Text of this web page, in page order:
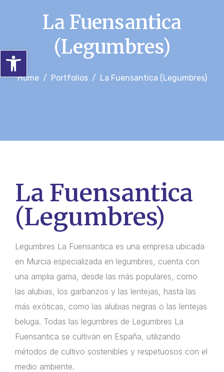
Abrir barra de herramientas
La Fuensantica
(Legumbres)
Home Portfolios La Fuensantica (Legumbres)
La Fuensantica
(Legumbres)
Legumbres La Fuensantica es una empresa ubicada
en Murcia especializada en legumbres, cuenta con
una amplia gama, desde las más populares, como
las alubias, los garbanzos y las lentejas, hasta las
más exóticas, como las alubias negras o las lentejas
beluga. Todas las legumbres de Legumbres La
Fuensantica se cultivan en España, utilizando
métodos de cultivo sostenibles y respetuosos con el
medio ambiente.